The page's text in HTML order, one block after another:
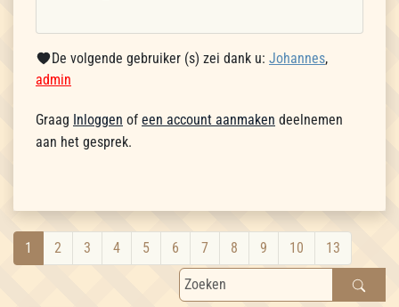
De volgende gebruiker (s) zei dank u: Johannes,
admin
Graag Inloggen of een account aanmaken deelnemen
aan het gesprek.
1 2 3 4 5 6 7 8 9 10 13